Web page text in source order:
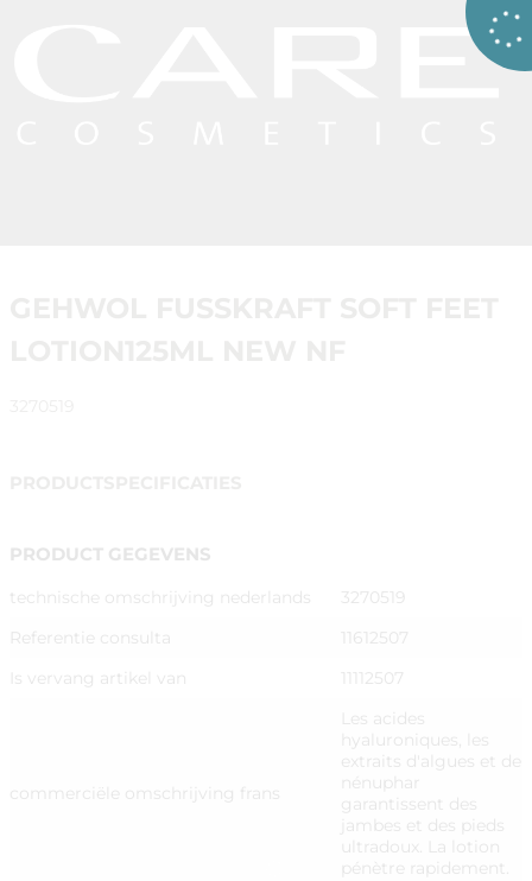
PRODUCT GEGEVENS
technische omschrijving nederlands
3270519
Referentie consulta
11612507
Is vervang artikel van
11112507
commerciële omschrijving frans
Les acides
hyaluroniques, les
extraits d'algues et de
nénuphar
garantissent des
jambes et des pieds
ultradoux. La lotion
pénètre rapidement.